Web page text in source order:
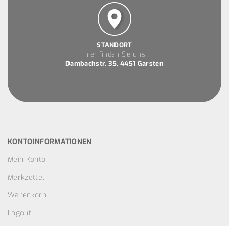
STANDORT
hier finden Sie uns
Dambachstr. 35, 4451 Garsten
KONTOINFORMATIONEN
Mein Konto
Merkzettel
Warenkorb
Logout